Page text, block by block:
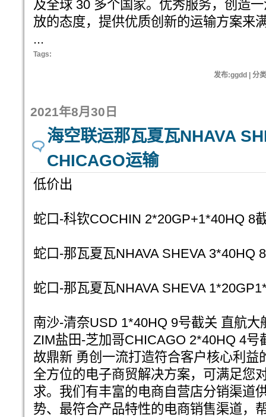
及全球 30 多个国家。优秀服务，创造
放的态度，提供优质创新的运输方案来
...
Tags:
发布:ggdd | 分
2021年8月30日
海空联运那瓦夏瓦NHAVA
CHICAGO运输
低价出
蛇口-科钦COCHIN 2*20GP+1*40HQ 8
蛇口-那瓦夏瓦NHAVA SHEVA 3*40HQ
蛇口-那瓦夏瓦NHAVA SHEVA
南沙-清奈USD 1*40HQ 9号截关 直航大
ZIM盐田-芝加哥CHICAGO 2*40HQ 4号
故鼎新 勇创一流打造符合客户核心利益
全方位的电子商贸解决方案，可满足您
求。我们有丰富的电商自营店分销渠道
势、最符合产品特性的电商销售渠道，